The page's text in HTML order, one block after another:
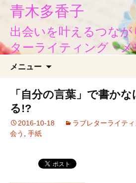
青木多香子
出会いを叶えるつな
ターライティング・
メニュー
ン
へ
「自分の言葉」で書か
る!?
2016-10-18 ラブレターライテ
会う
手紙